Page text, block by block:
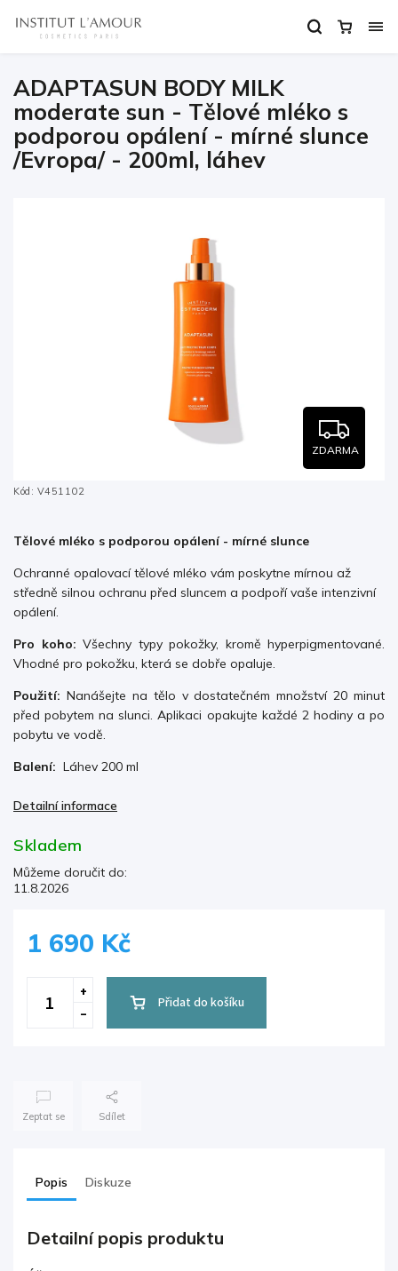
ADAPTASUN BODY MILK
moderate sun - Tělové mléko s
podporou opálení - mírné slunce
/Evropa/ - 200ml, láhev
ZDARMA
Kód: V451102
Tělové mléko s podporou opálení - mírné slunce
Ochranné opalovací tělové mléko vám poskytne mírnou až
středně silnou ochranu před sluncem a podpoří vaše intenzivní
opálení.
Pro koho: Všechny typy pokožky, kromě hyperpigmentované.
Vhodné pro pokožku, která se dobře opaluje.
Použití: Nanášejte na tělo v dostatečném množství 20 minut
před pobytem na slunci. Aplikaci opakujte každé 2 hodiny a po
pobytu ve vodě.
Balení: Láhev 200 ml
Detailní informace
Skladem
Můžeme doručit do:
11.8.2026
1 690 Kč
Přidat do košíku
Zeptat se Sdílet
Popis Diskuze
Detailní popis produktu